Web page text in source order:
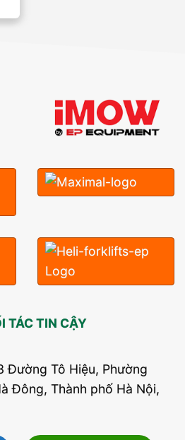
TÁC TIN CẬY
Đường Tô Hiệu, Phường
Đông, Thành phố Hà Nội,